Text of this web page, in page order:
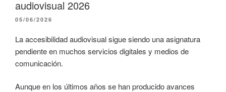
audiovisual 2026
PUBLICADO
05/06/2026
La accesibilidad audiovisual sigue siendo una asignatura
pendiente en muchos servicios digitales y medios de
comunicación.
Aunque en los últimos años se han producido avances